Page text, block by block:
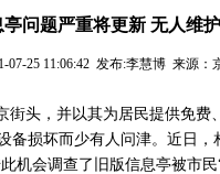
问题严重将更新 无人维
07-25 11:06:42 发布:李慧博 来源：
街头，并以其为居民提供免
备损坏而少有人问津。近日
机会调查了旧版信息亭被市